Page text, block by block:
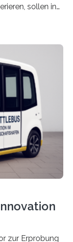
sollen in
aus
IIS
erforscht,
Produktion
Steuerung
Dafür sucht
daran haben,
zur Erprobung